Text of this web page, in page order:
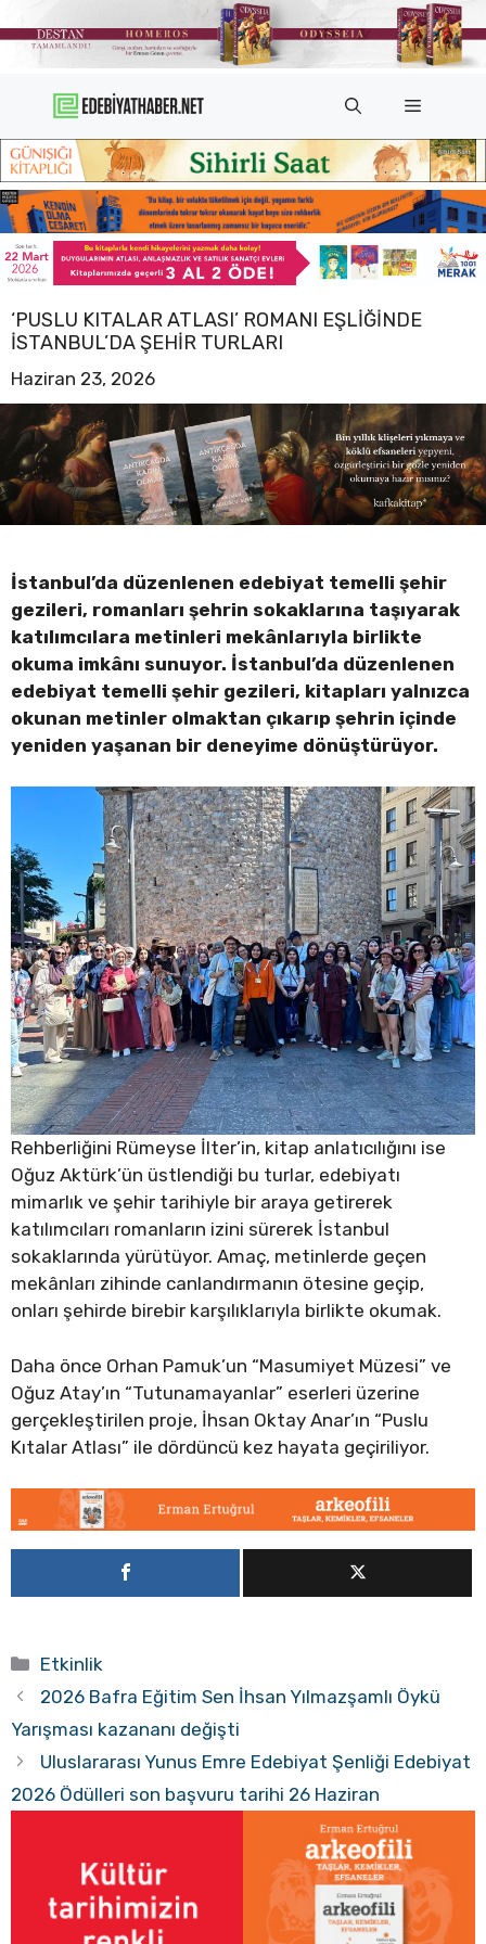
atla
Menü
‘PUSLU KITALAR ATLASI’ ROMANI EŞLIĞINDE
İSTANBUL’DA ŞEHIR TURLARI
Haziran 23, 2026
İstanbul’da düzenlenen edebiyat temelli şehir
gezileri, romanları şehrin sokaklarına taşıyarak
katılımcılara metinleri mekânlarıyla birlikte
okuma imkânı sunuyor. İstanbul’da düzenlenen
edebiyat temelli şehir gezileri, kitapları yalnızca
okunan metinler olmaktan çıkarıp şehrin içinde
yeniden yaşanan bir deneyime dönüştürüyor.
Rehberliğini Rümeyse İlter’in, kitap anlatıcılığını ise
Oğuz Aktürk’ün üstlendiği bu turlar, edebiyatı
mimarlık ve şehir tarihiyle bir araya getirerek
katılımcıları romanların izini sürerek İstanbul
sokaklarında yürütüyor. Amaç, metinlerde geçen
mekânları zihinde canlandırmanın ötesine geçip,
onları şehirde birebir karşılıklarıyla birlikte okumak.
Daha önce Orhan Pamuk’un “Masumiyet Müzesi” ve
Oğuz Atay’ın “Tutunamayanlar” eserleri üzerine
gerçekleştirilen proje, İhsan Oktay Anar’ın “Puslu
Kıtalar Atlası” ile dördüncü kez hayata geçiriliyor.
Kategoriler
Etkinlik
2026 Bafra Eğitim Sen İhsan Yılmazşamlı Öykü
Yarışması kazananı değişti
Uluslararası Yunus Emre Edebiyat Şenliği Edebiyat
2026 Ödülleri son başvuru tarihi 26 Haziran